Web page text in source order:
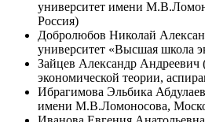
университет имени
Россия)
Добролюбов Николай
университет «Высшая школа
Зайцев Александр
экономической теории,
Ибрагимова Эльбика
имени М.В.Ломоносова,